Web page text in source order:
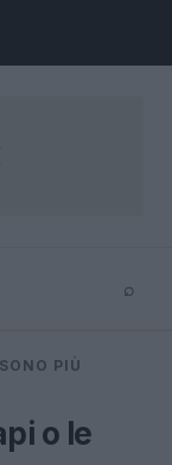
⌕
SONO PIÙ
o le